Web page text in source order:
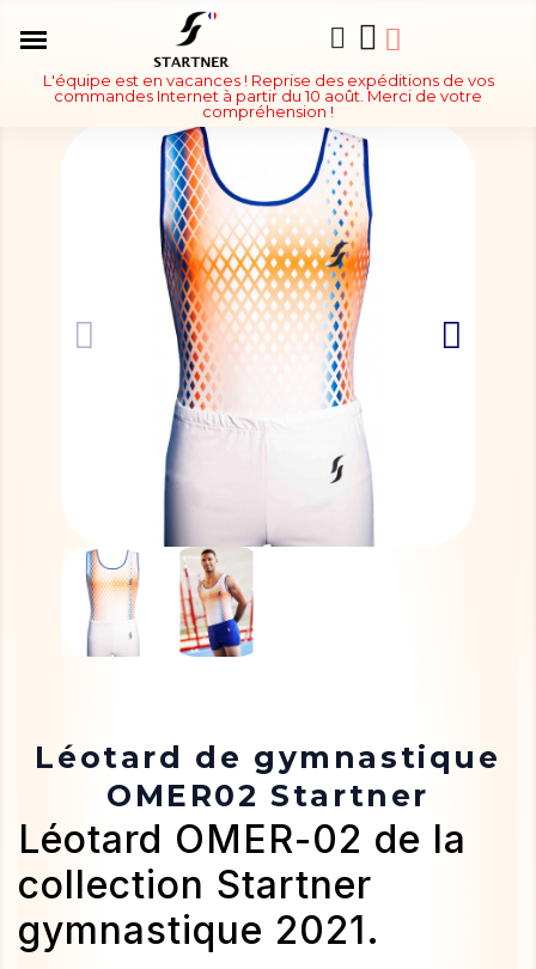
L'équipe est en vacances ! Reprise des expéditions de vos
commandes Internet à partir du 10 août. Merci de votre
compréhension !
Léotard de gymnastique
OMER02 Startner
Léotard OMER-02 de la
collection Startner
gymnastique 2021.